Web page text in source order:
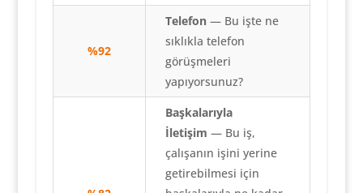
%92
Telefon — Bu işte ne
sıklıkla telefon
görüşmeleri
yapıyorsunuz?
Başkalarıyla
İletişim — Bu iş,
çalışanın işini yerine
getirebilmesi için